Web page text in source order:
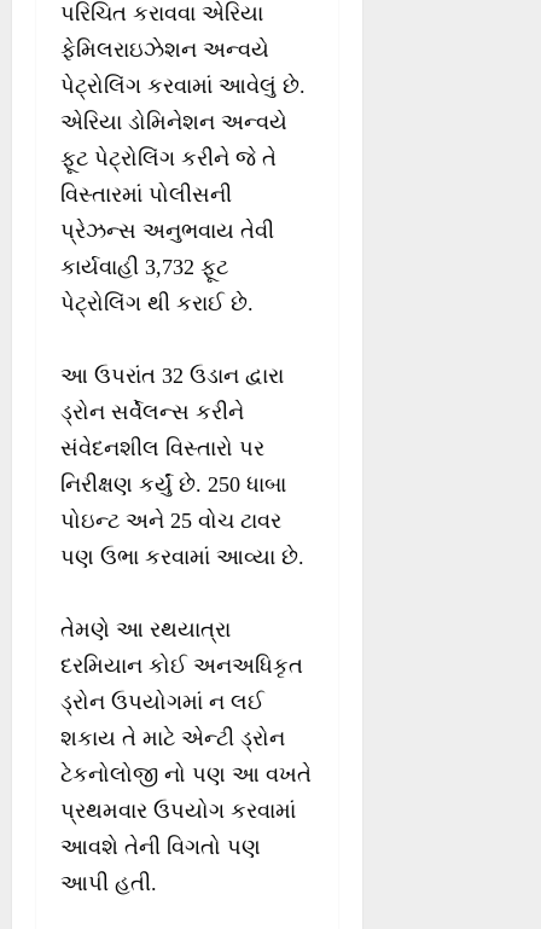
પરિચિત કરાવવા એરિયા
ફેમિલરાઇઝેશન અન્વયે
પેટ્રોલિંગ કરવામાં આવેલું છે.
એરિયા ડોમિનેશન અન્વયે
ફૂટ પેટ્રોલિંગ કરીને જે તે
વિસ્તારમાં પોલીસની
પ્રેઝન્સ અનુભવાય તેવી
કાર્યવાહી 3,732 ફૂટ
પેટ્રોલિંગ થી કરાઈ છે.
આ ઉપરાંત 32 ઉડાન દ્વારા
ડ્રોન સર્વેલન્સ કરીને
સંવેદનશીલ વિસ્તારો પર
નિરીક્ષણ કર્યું છે. 250 ધાબા
પોઇન્ટ અને 25 વોચ ટાવર
પણ ઉભા કરવામાં આવ્યા છે.
તેમણે આ રથયાત્રા
દરમિયાન કોઈ અનઅધિકૃત
ડ્રોન ઉપયોગમાં ન લઈ
શકાય તે માટે એન્ટી ડ્રોન
ટેકનોલોજી નો પણ આ વખતે
પ્રથમવાર ઉપયોગ કરવામાં
આવશે તેની વિગતો પણ
આપી હતી.